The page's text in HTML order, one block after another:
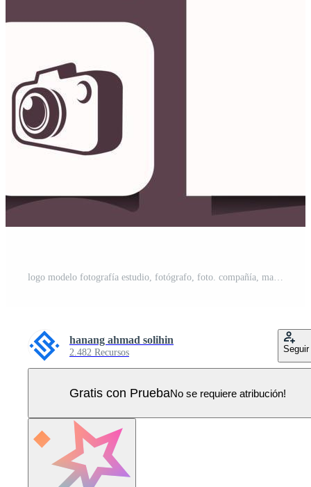
logo modelo fotografía estudio, fotógrafo, foto. compañía, marca, marca, corporativo, identidad Vector Pro
hanang ahmad solihin
2.482 Recursos Seguir
Gratis con PruebaNo se requiere atribución!